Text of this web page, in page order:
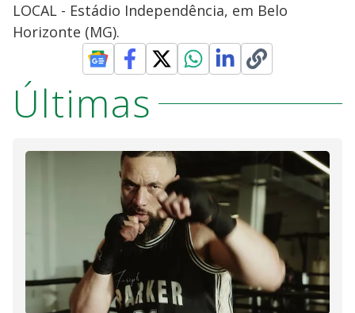
LOCAL - Estádio Independência, em Belo
Horizonte (MG).
Últimas